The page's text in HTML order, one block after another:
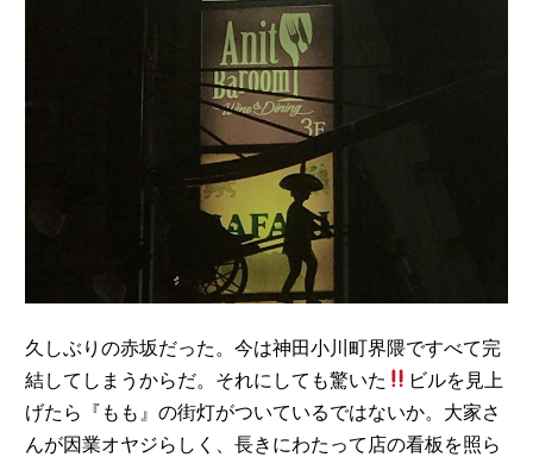
久しぶりの赤坂だった。今は神田小川町界隈ですべて完
結してしまうからだ。それにしても驚いた
ビルを見上
げたら『もも』の街灯がついているではないか。大家さ
んが因業オヤジらしく、長きにわたって店の看板を照ら